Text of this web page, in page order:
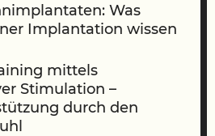
Was
Implantation wissen
mittels
Stimulation –
durch den